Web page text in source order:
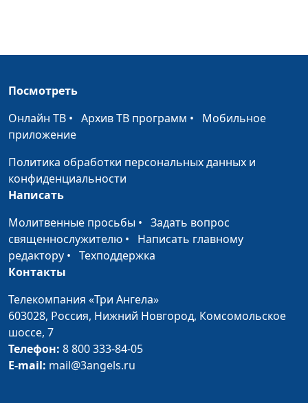
Торт «Щедрый
ёжик»
Алексей Ронжин, Надя
Салат «Белая
береза»
Алексей Ронжин, Надя
помидоров
Малышева, Витя Калягин
(белое)
Манник
Картофельные
розочки
Алексей Ронжин, Надя
#5
Фруктовая елка
Алексей Ронжин, Надя
Посмотреть
Онлайн ТВ • Архив ТВ программ • Мобильное
приложение
Политика обработки персональных данных и
конфиденциальности
Написать
Молитвенные просьбы • Задать вопрос
священнослужителю • Написать главному
редактору • Техподдержка
Контакты
Телекомпания «Три Ангела»
603028, Россия, Нижний Новгород, Комсомольское
шоссе, 7
Телефон: 8 800 333-84-05
E-mail: mail@3angels.ru